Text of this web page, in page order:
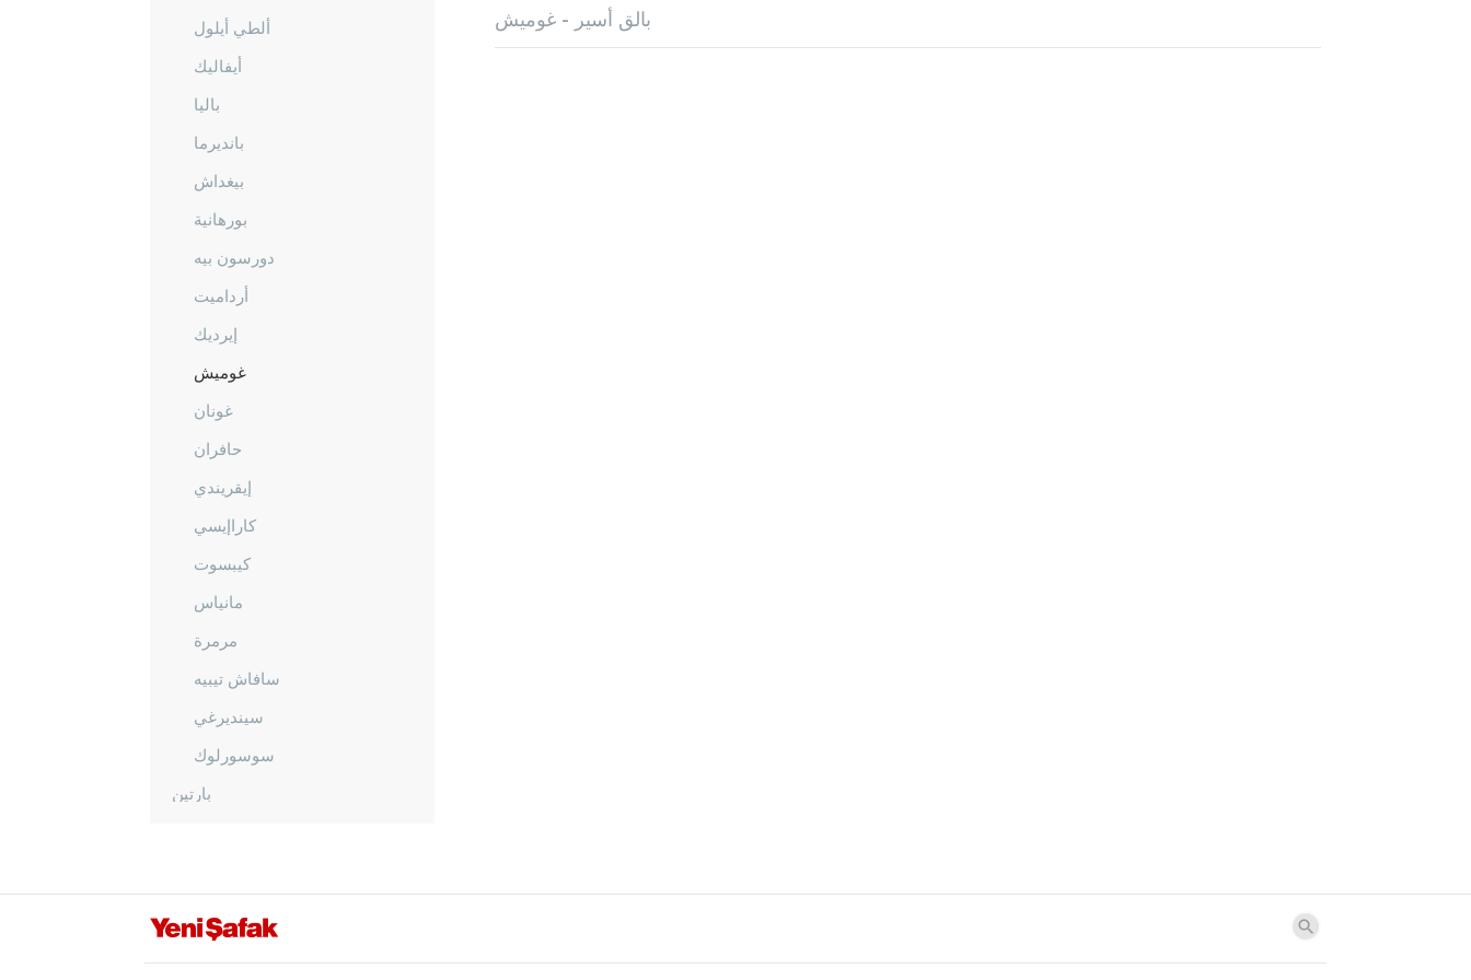
ألطي أيلول
أيفاليك
باليا
بانديرما
بيغداش
بورهانية
دورسون بيه
أرداميت
إيرديك
غوميش
غونان
حافران
إيقريندي
كاراإيسي
كيبسوت
مانياس
مرمرة
سافاش تيبيه
سينديرغي
سوسورلوك
بارتين
بينغول
بالق أسير - غوميش